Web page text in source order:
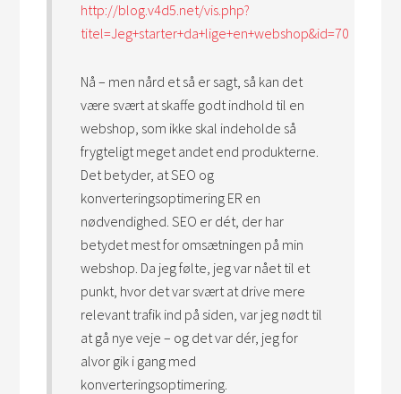
http://blog.v4d5.net/vis.php?
titel=Jeg+starter+da+lige+en+webshop&id=70
Nå – men nård et så er sagt, så kan det
være svært at skaffe godt indhold til en
webshop, som ikke skal indeholde så
frygteligt meget andet end produkterne.
Det betyder, at SEO og
konverteringsoptimering ER en
nødvendighed. SEO er dét, der har
betydet mest for omsætningen på min
webshop. Da jeg følte, jeg var nået til et
punkt, hvor det var svært at drive mere
relevant trafik ind på siden, var jeg nødt til
at gå nye veje – og det var dér, jeg for
alvor gik i gang med
konverteringsoptimering.